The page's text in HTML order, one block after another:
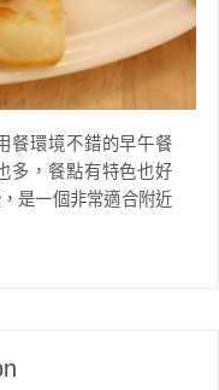
餐環境不錯的早午餐
多，餐點有特色也好
是一個非常適合附近